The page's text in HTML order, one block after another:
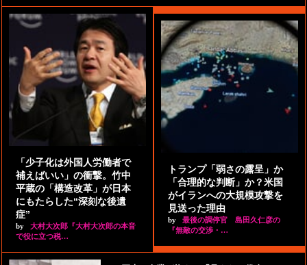
「少子化は外国人労働者で
補えばいい」の衝撃。竹中
平蔵の「構造改革」が日本
にもたらした“深刻な後遺
症”
by
大村大次郎『大村大次郎の本音
で役に立つ税…
トランプ「弱さの露呈」か
「合理的な判断」か？米国
がイランへの大規模攻撃を
見送った理由
by
最後の調停官 島田久仁彦の
『無敵の交渉・…